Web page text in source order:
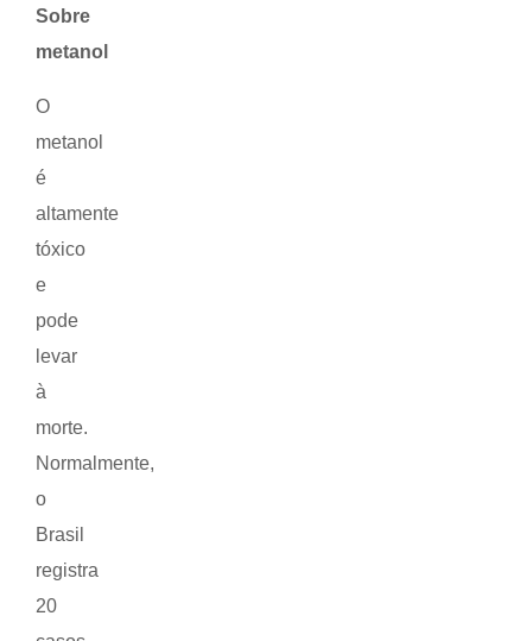
Sobre
metanol
O
metanol
é
altamente
tóxico
e
pode
levar
à
morte.
Normalmente,
o
Brasil
registra
20